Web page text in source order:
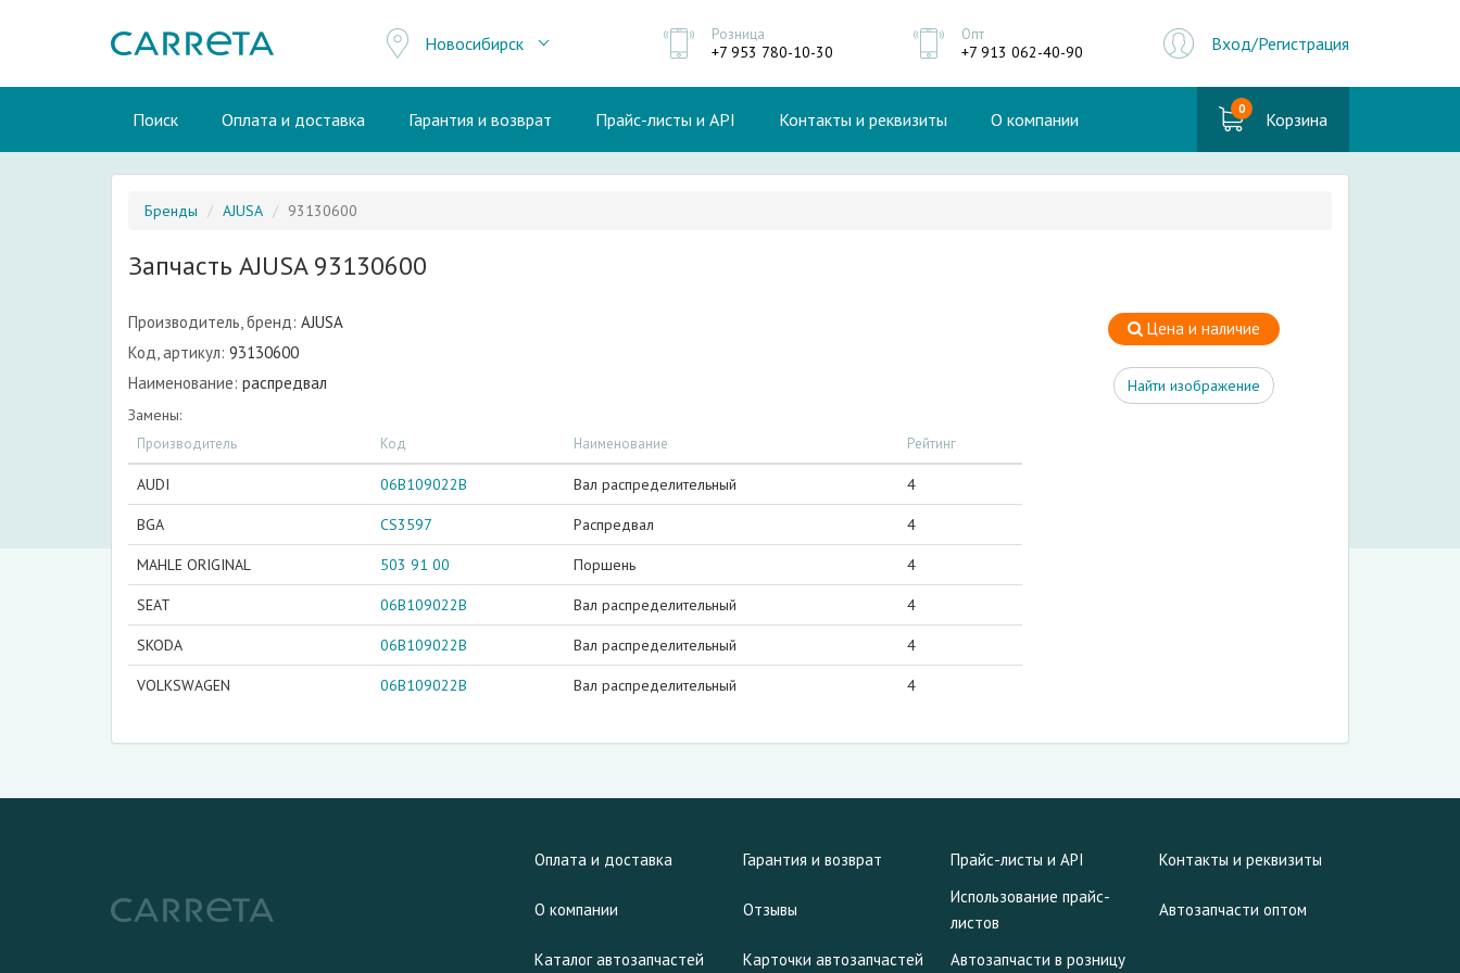
Новосибирск Розница
+7 953 780-10-30
Опт
+7 913 062-40-90 Вход/Регистрация
Поиск Оплата и доставка Гарантия и возврат Прайс-листы и API Контакты и реквизиты О компании 0 Корзина
Бренды AJUSA 93130600
Запчасть AJUSA 93130600
Производитель, бренд: AJUSA
Код, артикул: 93130600
Наименование: распредвал
Замены:
Производитель Код Наименование Рейтинг
AUDI 06B109022B Вал распределительный 4
BGA CS3597 Распредвал 4
MAHLE ORIGINAL 503 91 00 Поршень 4
SEAT 06B109022B Вал распределительный 4
SKODA 06B109022B Вал распределительный 4
VOLKSWAGEN 06B109022B Вал распределительный 4
Цена и наличие
Найти изображение
Оплата и доставка Гарантия и возврат Прайс-листы и API Контакты и реквизиты
О компании Отзывы
Использование прайс-
листов
Автозапчасти оптом
Каталог автозапчастей Карточки автозапчастей Автозапчасти в розницу